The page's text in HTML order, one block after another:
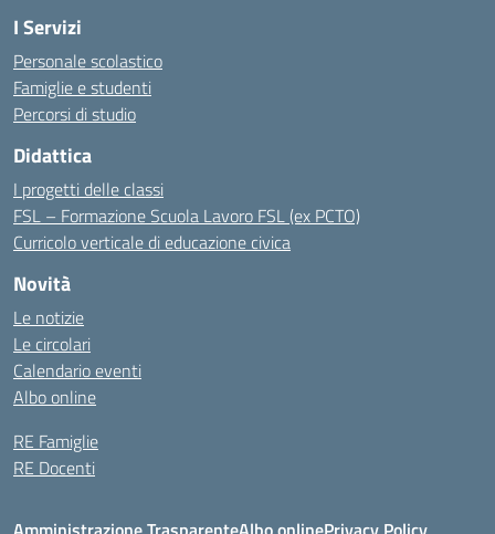
I Servizi
Personale scolastico
Famiglie e studenti
Percorsi di studio
Didattica
I progetti delle classi
FSL – Formazione Scuola Lavoro FSL (ex PCTO)
Curricolo verticale di educazione civica
Novità
Le notizie
Le circolari
Calendario eventi
Albo online
RE Famiglie
RE Docenti